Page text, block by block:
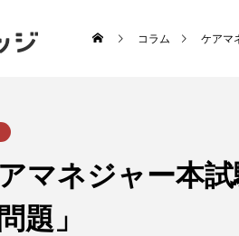
コラム ケアマ
マネジャー本
題」